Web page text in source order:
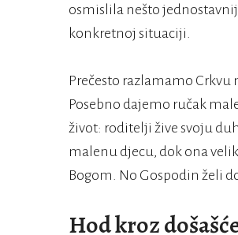
osmislila nešto
konkretnoj situaciji.
Prečesto razlamamo
Posebno dajemo ručak
život: roditelji žive svoju
malenu djecu, dok ona
Bogom. No Gospodin želi
Hod kroz